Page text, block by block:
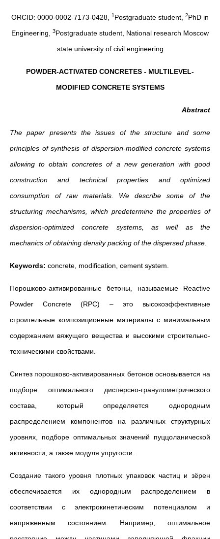
ORCID: 0000-0002-7173-0428, 1 Postgraduate student, 2PhD in
Engineering,
3Postgraduate student, National research Moscow
state university of civil engineering
POWDER-ACTIVATED CONCRETES - MULTILEVEL-
MODIFIED CONCRETE SYSTEMS
Abstract
The paper presents the issues of the structure and some
principles of synthesis of dispersion-modified concrete systems
allowing to obtain concretes of a new generation with good
construction and technical properties and optimized
consumption of raw materials. We describe some of the
structuring mechanisms, which predetermine the properties of
dispersion-optimized concrete systems, as well as the
mechanics of obtaining density packing of the dispersed phase.
Keywords: concrete, modification, cement system.
Порошково-активированные бетоны, называемые Reactive
Powder Concrete (RPC) – это высокоэффективные
строительные композиционные материалы с минимальным
содержанием вяжущего вещества и высокими строительно-
техническими свойствами.
Синтез порошково-активированных бетонов основывается на
подборе оптимального дисперсно-гранулометрического
состава, который определяется однородным
распределением компонентов на различных структурных
уровнях, подборе оптимальных значений пуццоланической
активности, а также модуля упругости.
Создание такого уровня плотных упаковок частиц и зёрен
обеспечивается их однородным распределением в
соответствии с электрокинетическим потенциалом и
напряженным состоянием. Например, оптимальное